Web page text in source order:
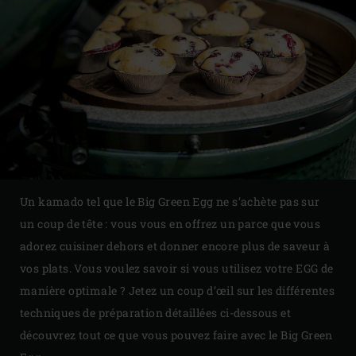
Un kamado tel que le Big Green Egg ne s’achète pas sur
un coup de tête : vous vous en offrez un parce que vous
adorez cuisiner dehors et donner encore plus de saveur à
vos plats. Vous voulez savoir si vous utilisez votre EGG de
manière optimale ? Jetez un coup d’œil sur les différentes
techniques de préparation détaillées ci-dessous et
découvrez tout ce que vous pouvez faire avec le Big Green